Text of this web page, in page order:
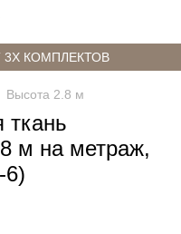
3Х КОМПЛЕКТОВ
Высота 2.8 м
ткань
м на метраж,
6)